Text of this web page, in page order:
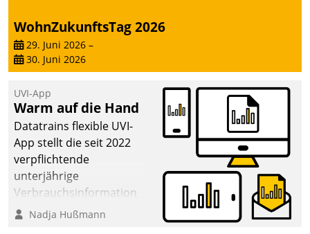
automatisiert ausgelöste,
zielgerichtete
Mieterbefragungen – eine
starke Grundlage für
datengestützte
Entscheidungen.
WohnZukunftsTag 2026
29. Juni 2026 –
30. Juni 2026
UVI-App
Warm auf die Hand
Datatrains flexible UVI-
App stellt die seit 2022
verpflichtende
unterjährige
Verbrauchsinformation
schnell, zuverlässig und
Nadja Hußmann